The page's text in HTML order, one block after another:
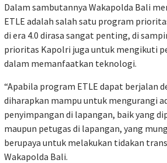
Dalam sambutannya Wakapolda Bali
ETLE adalah salah satu program
di era 4.0 dirasa sangat penting, di
prioritas Kapolri juga untuk mengikuti
dalam memanfaatkan teknologi.
“Apabila program ETLE dapat berjalan
diharapkan mampu untuk mengurangi
penyimpangan di lapangan, baik yang
maupun petugas di lapangan, yang
berupaya untuk melakukan tidakan
Wakapolda Bali.